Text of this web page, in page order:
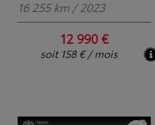
16 255 km / 2023
12 990 €
soit 158 € / mois